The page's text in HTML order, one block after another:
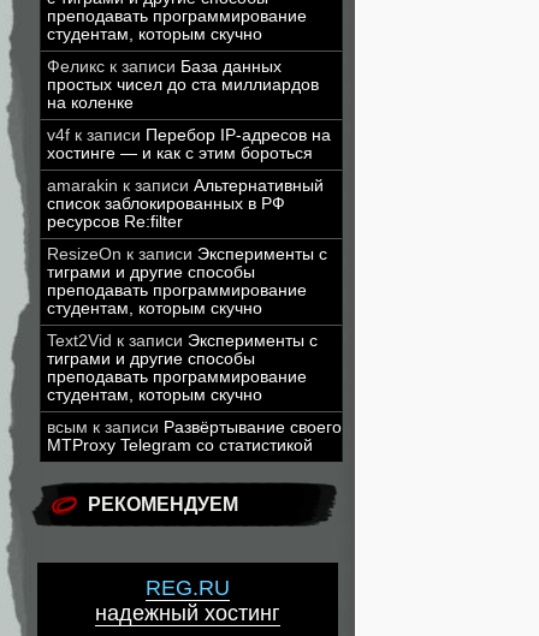
преподавать программирование
студентам, которым скучно
Феликс к записи База данных
простых чисел до ста миллиардов
на коленке
v4f к записи Перебор IP-адресов на
хостинге — и как с этим бороться
amarakin к записи Альтернативный
список заблокированных в РФ
ресурсов Re:filter
ResizeOn к записи Эксперименты с
тиграми и другие способы
преподавать программирование
студентам, которым скучно
Text2Vid к записи Эксперименты с
тиграми и другие способы
преподавать программирование
студентам, которым скучно
всым к записи Развёртывание своего
MTProxy Telegram со статистикой
РЕКОМЕНДУЕМ
REG.RU
надежный хостинг